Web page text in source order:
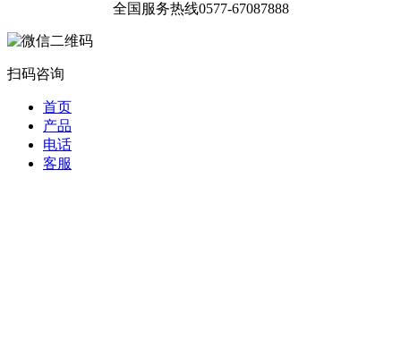
全国服务热线0577-67087888
扫码咨询
首页
产品
电话
客服